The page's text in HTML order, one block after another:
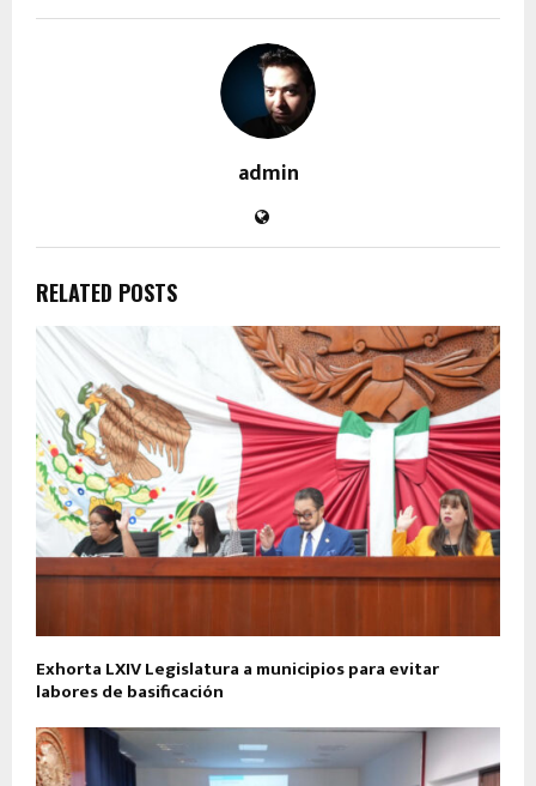
admin
RELATED POSTS
Exhorta LXIV Legislatura a municipios para evitar
labores de basificación